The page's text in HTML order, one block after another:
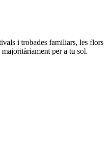
i trobades familiars, les
per a tu sol.